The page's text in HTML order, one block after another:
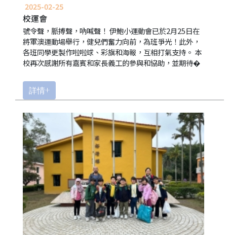
2025-02-25
校運會
號令聲，脈搏聲，吶喊聲！ 伊鮑小運動會已於2月25日在
將軍澳運動場舉行，健兒們奮力向前，為班爭光！此外，
各班同學更製作啦啦球、彩旗和海報，互相打氣支持。 本
校再次感謝所有嘉賓和家長義工的參與和協助，並期待�
詳情+